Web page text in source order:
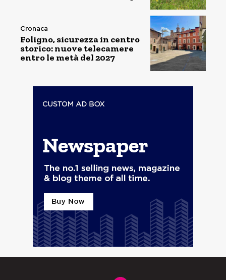
Cronaca
Foligno, sicurezza in centro
storico: nuove telecamere
entro le metà del 2027